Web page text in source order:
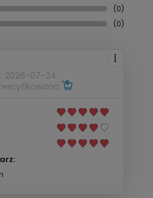
(0)
(0)
2026-07-24